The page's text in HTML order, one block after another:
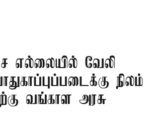
எல்லையில் வேலி
நிலம்
வங்காள அரசு